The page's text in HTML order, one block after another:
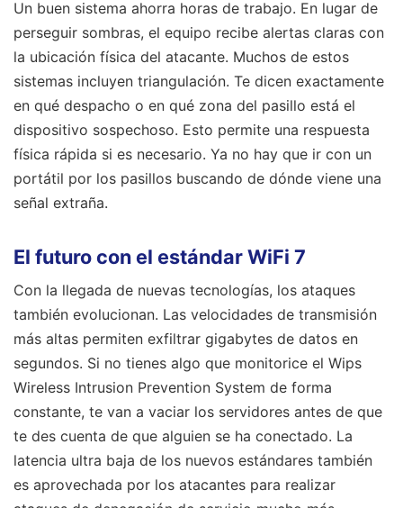
Un buen sistema ahorra horas de trabajo. En lugar de
perseguir sombras, el equipo recibe alertas claras con
la ubicación física del atacante. Muchos de estos
sistemas incluyen triangulación. Te dicen exactamente
en qué despacho o en qué zona del pasillo está el
dispositivo sospechoso. Esto permite una respuesta
física rápida si es necesario. Ya no hay que ir con un
portátil por los pasillos buscando de dónde viene una
señal extraña.
El futuro con el estándar WiFi 7
Con la llegada de nuevas tecnologías, los ataques
también evolucionan. Las velocidades de transmisión
más altas permiten exfiltrar gigabytes de datos en
segundos. Si no tienes algo que monitorice el Wips
Wireless Intrusion Prevention System de forma
constante, te van a vaciar los servidores antes de que
te des cuenta de que alguien se ha conectado. La
latencia ultra baja de los nuevos estándares también
es aprovechada por los atacantes para realizar